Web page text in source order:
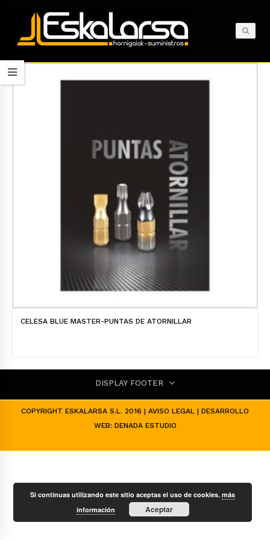
CELESA BLUE MASTER-PUNTAS DE ATORNILLAR
DISPLAY FOOTER
COPYRIGHT ESKALARSA S.L. 2016 | AVISO LEGAL | DESARROLLO
WEB: DENADA ESTUDIO
Si continuas utilizando este sitio aceptas el uso de cookies.más
información
Aceptar